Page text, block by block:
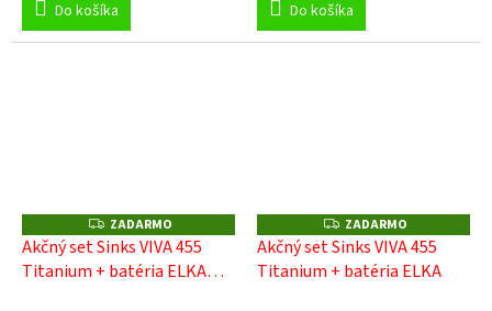
Do košíka Do košíka
Z
A
D
A
ZADARMO
Akčný set Sinks VIVA 455
Titanium + batéria ELKA
Z
A
D
A
ZADARMO
Akčný set Sinks VIVA 455
Titanium + batéria ELKA